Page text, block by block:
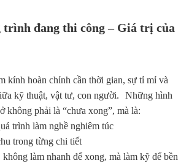
trình đang thi công – Giá trị của
kính hoàn chỉnh cần thời gian, sự tỉ mỉ và
kỹ thuật, vật tư, con người. Những hình
không phải là “chưa xong”, mà là:
trình làm nghề nghiêm túc
trong từng chi tiết
làm nhanh để xong, mà làm kỹ để bền